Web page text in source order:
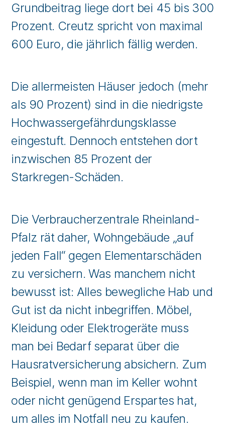
Grundbeitrag liege dort bei 45 bis 300
Prozent. Creutz spricht von maximal
600 Euro, die jährlich fällig werden.
Die allermeisten Häuser jedoch (mehr
als 90 Prozent) sind in die niedrigste
Hochwassergefährdungsklasse
eingestuft. Dennoch entstehen dort
inzwischen 85 Prozent der
Starkregen-Schäden.
Die Verbraucherzentrale Rheinland-
Pfalz rät daher, Wohngebäude „auf
jeden Fall“ gegen Elementarschäden
zu versichern. Was manchem nicht
bewusst ist: Alles bewegliche Hab und
Gut ist da nicht inbegriffen. Möbel,
Kleidung oder Elektrogeräte muss
man bei Bedarf separat über die
Hausratversicherung absichern. Zum
Beispiel, wenn man im Keller wohnt
oder nicht genügend Erspartes hat,
um alles im Notfall neu zu kaufen.